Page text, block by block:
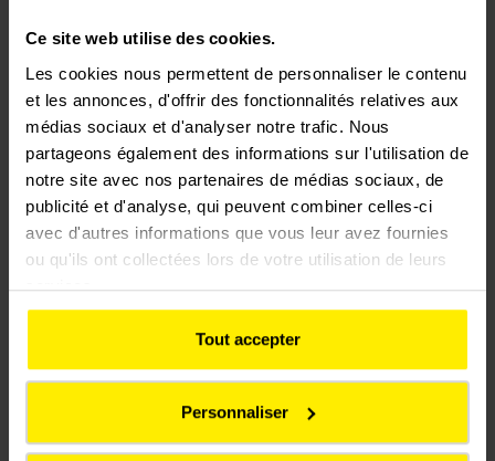
Ce site web utilise des cookies.
Les cookies nous permettent de personnaliser le contenu
et les annonces, d'offrir des fonctionnalités relatives aux
médias sociaux et d'analyser notre trafic. Nous
partageons également des informations sur l'utilisation de
notre site avec nos partenaires de médias sociaux, de
publicité et d'analyse, qui peuvent combiner celles-ci
avec d'autres informations que vous leur avez fournies
ou qu'ils ont collectées lors de votre utilisation de leurs
services.
Tout accepter
Personnaliser
Hervé Le Joliff,
Président de Colas
Rail
Cette nouvelle réussite
illustre la confiance de